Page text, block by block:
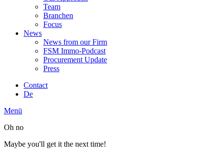
Team
Branchen
Focus
News
News from our Firm
FSM Immo-Podcast
Procurement Update
Press
Contact
De
Menü
Oh no
Maybe you'll get it the next time!